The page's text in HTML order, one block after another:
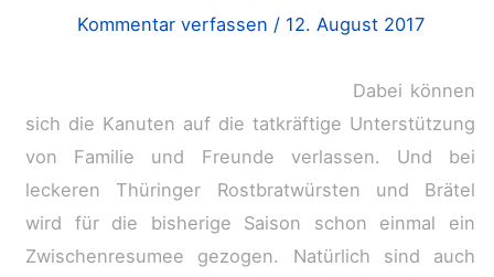
Kommentar verfassen / 12. August 2017
Dabei können
sich die Kanuten auf die tatkräftige Unterstützung
von Familie und Freunde verlassen. Und bei
leckeren Thüringer Rostbratwürsten und Brätel
wird für die bisherige Saison schon einmal ein
Zwischenresumee gezogen. Natürlich sind auch